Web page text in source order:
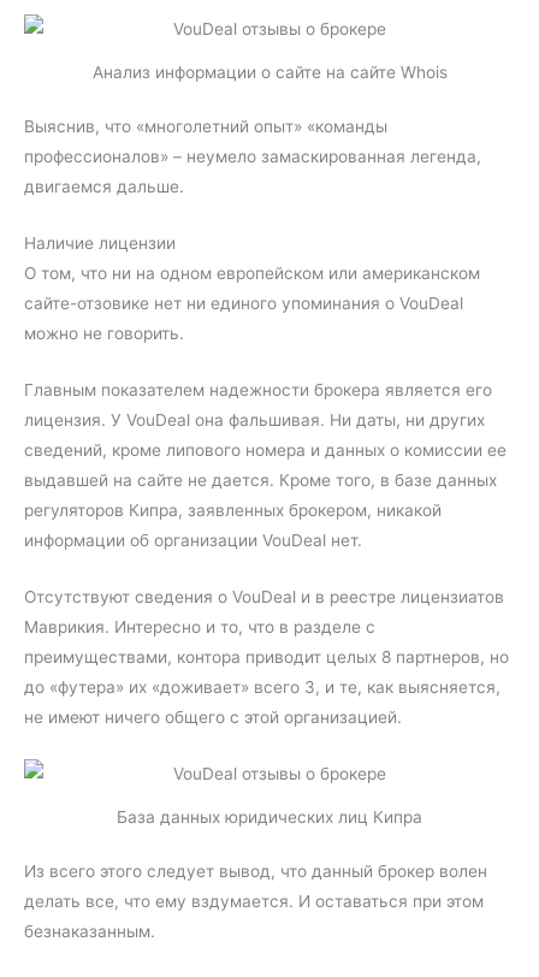
Анализ информации о сайте на сайте Whois
Выяснив, что «многолетний опыт» «команды
профессионалов» – неумело замаскированная легенда,
двигаемся дальше.
Наличие лицензии
О том, что ни на одном европейском или американском
сайте-отзовике нет ни единого упоминания о VouDeal
можно не говорить.
Главным показателем надежности брокера является его
лицензия. У VouDeal она фальшивая. Ни даты, ни других
сведений, кроме липового номера и данных о комиссии ее
выдавшей на сайте не дается. Кроме того, в базе данных
регуляторов Кипра, заявленных брокером, никакой
информации об организации VouDeal нет.
Отсутствуют сведения о VouDeal и в реестре лицензиатов
Маврикия. Интересно и то, что в разделе с
преимуществами, контора приводит целых 8 партнеров, но
до «футера» их «доживает» всего 3, и те, как выясняется,
не имеют ничего общего с этой организацией.
База данных юридических лиц Кипра
Из всего этого следует вывод, что данный брокер волен
делать все, что ему вздумается. И оставаться при этом
безнаказанным.